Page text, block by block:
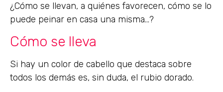
¿Cómo se llevan, a quiénes favorecen, cómo se lo
puede peinar en casa una misma…?
Cómo se lleva
Si hay un color de cabello que destaca sobre
todos los demás es, sin duda, el rubio dorado.